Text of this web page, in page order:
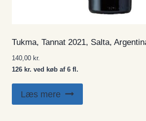
Tukma, Tannat 2021, Salta,
140,00 kr.
126 kr. ved køb af 6 fl.
Læs mere